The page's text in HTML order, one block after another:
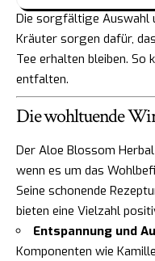
Die sorgfältige Auswahl
Kräuter sorgen dafür,
Tee erhalten bleiben. So
entfalten.
Die wohltuende
Der Aloe Blossom
wenn es um das
Seine schonende
bieten eine Vielzahl
Entspannung und
Komponenten wie